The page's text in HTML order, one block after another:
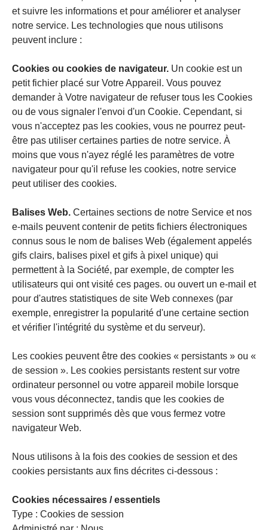
et suivre les informations et pour améliorer et analyser
notre service. Les technologies que nous utilisons
peuvent inclure :
Cookies ou cookies de navigateur. Un cookie est un
petit fichier placé sur Votre Appareil. Vous pouvez
demander à Votre navigateur de refuser tous les Cookies
ou de vous signaler l'envoi d'un Cookie. Cependant, si
vous n'acceptez pas les cookies, vous ne pourrez peut-
être pas utiliser certaines parties de notre service. À
moins que vous n'ayez réglé les paramètres de votre
navigateur pour qu'il refuse les cookies, notre service
peut utiliser des cookies.
Balises Web. Certaines sections de notre Service et nos
e-mails peuvent contenir de petits fichiers électroniques
connus sous le nom de balises Web (également appelés
gifs clairs, balises pixel et gifs à pixel unique) qui
permettent à la Société, par exemple, de compter les
utilisateurs qui ont visité ces pages. ou ouvert un e-mail et
pour d'autres statistiques de site Web connexes (par
exemple, enregistrer la popularité d'une certaine section
et vérifier l'intégrité du système et du serveur).
Les cookies peuvent être des cookies « persistants » ou «
de session ». Les cookies persistants restent sur votre
ordinateur personnel ou votre appareil mobile lorsque
vous vous déconnectez, tandis que les cookies de
session sont supprimés dès que vous fermez votre
navigateur Web.
Nous utilisons à la fois des cookies de session et des
cookies persistants aux fins décrites ci-dessous :
Cookies nécessaires / essentiels
Type : Cookies de session